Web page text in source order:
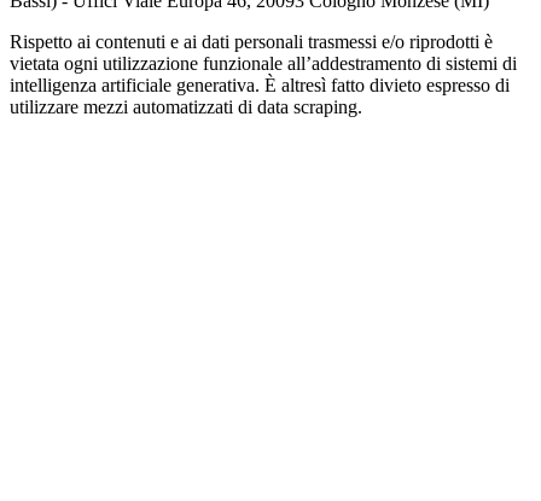
Rispetto ai contenuti e ai dati personali trasmessi e/o riprodotti è
vietata ogni utilizzazione funzionale all’addestramento di sistemi di
intelligenza artificiale generativa. È altresì fatto divieto espresso di
utilizzare mezzi automatizzati di data scraping.